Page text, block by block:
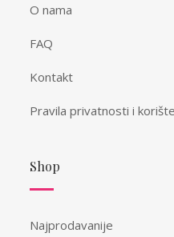
O nama
FAQ
Kontakt
Pravila privatnosti i
Shop
Najprodavanije